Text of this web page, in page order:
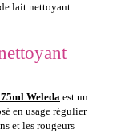
lait nettoyant
Weleda est un
en usage régulier
et les rougeurs